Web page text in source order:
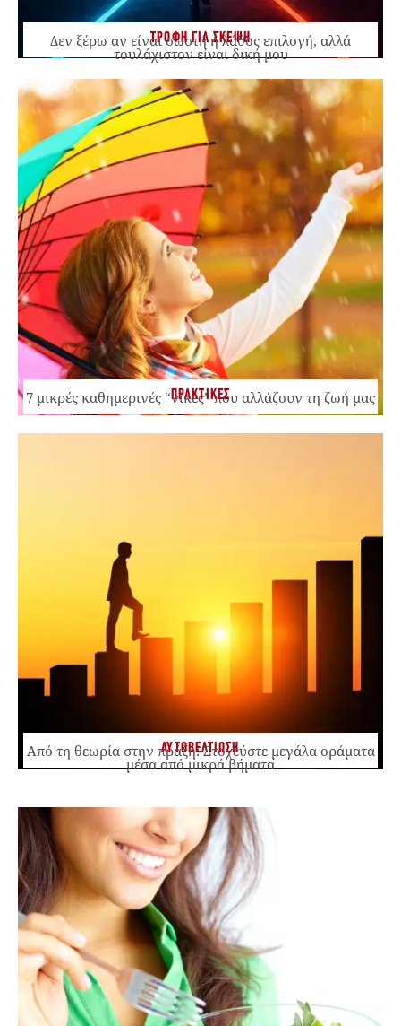
ΤΡΟΦΗ ΓΙΑ ΣΚΕΨΗ
Δεν ξέρω αν είναι σωστή ή λάθος επιλογή, αλλά
τουλάχιστον είναι δική μου
ΠΡΑΚΤΙΚΕΣ
7 μικρές καθημερινές “νίκες” που αλλάζουν τη ζωή μας
ΑΥΤΟΒΕΛΤΙΩΣΗ
Από τη θεωρία στην πράξη: Στοχεύστε μεγάλα οράματα
μέσα από μικρά βήματα